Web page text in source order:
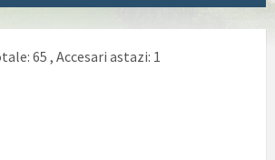
65, Accesari astazi: 1